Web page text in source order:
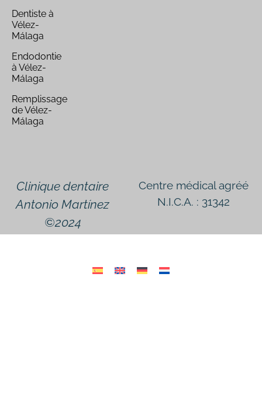
Dentiste à
Vélez-
Málaga
Endodontie
à Vélez-
Málaga
Remplissage
de Vélez-
Málaga
Clinique dentaire
Antonio Martínez
©2024
Centre médical agréé
N.I.C.A. : 31342